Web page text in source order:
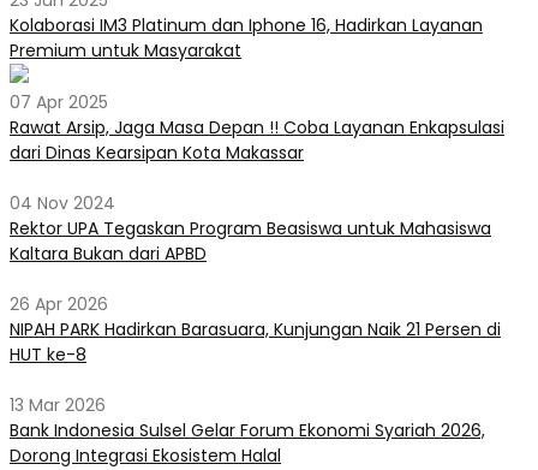
Kolaborasi IM3 Platinum dan Iphone 16, Hadirkan Layanan
Premium untuk Masyarakat
07 Apr 2025
Rawat Arsip, Jaga Masa Depan !! Coba Layanan Enkapsulasi
dari Dinas Kearsipan Kota Makassar
04 Nov 2024
Rektor UPA Tegaskan Program Beasiswa untuk Mahasiswa
Kaltara Bukan dari APBD
26 Apr 2026
NIPAH PARK Hadirkan Barasuara, Kunjungan Naik 21 Persen di
HUT ke-8
13 Mar 2026
Bank Indonesia Sulsel Gelar Forum Ekonomi Syariah 2026,
Dorong Integrasi Ekosistem Halal